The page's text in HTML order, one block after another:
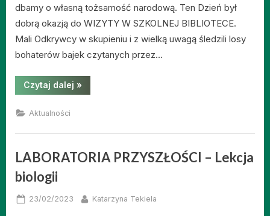
dbamy o własną tożsamość narodową. Ten Dzień był
dobrą okazją do WIZYTY W SZKOLNEJ BIBLIOTECE.
Mali Odkrywcy w skupieniu i z wielką uwagą śledzili losy
bohaterów bajek czytanych przez…
Czytaj dalej “Międzynarodowy
Dzień
»
Aktualności
LABORATORIA PRZYSZŁOŚCI – Lekcja
biologii
Posted
23/02/2023 By
Katarzyna Tekiela